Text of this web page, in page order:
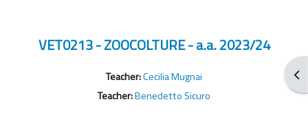
VET0213 - ZOOCOLTURE - a.a. 2023/24
Teacher:Cecilia Mugnai
Teacher:Benedetto Sicuro